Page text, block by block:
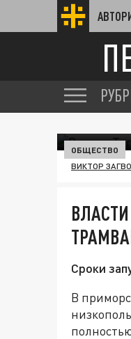
ОБЩЕСТВО
ВИКТОР
Сроки
В